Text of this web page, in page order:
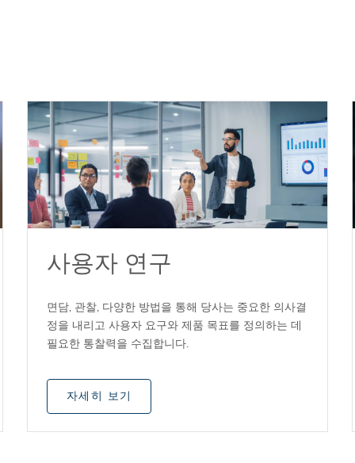
사용자 연구
면담, 관찰, 다양한 방법을 통해 당사는 중요한 의사결
정을 내리고 사용자 요구와 제품 목표를 정의하는 데
필요한 통찰력을 수집합니다.
자세히 보기